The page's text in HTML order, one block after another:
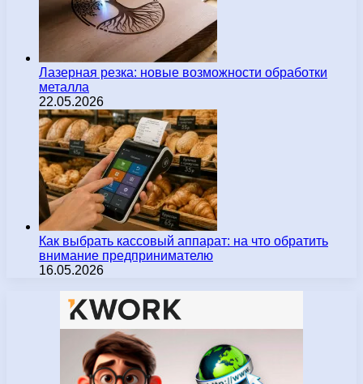
Лазерная резка: новые возможности обработки
металла
22.05.2026
Как выбрать кассовый аппарат: на что обратить
внимание предпринимателю
16.05.2026